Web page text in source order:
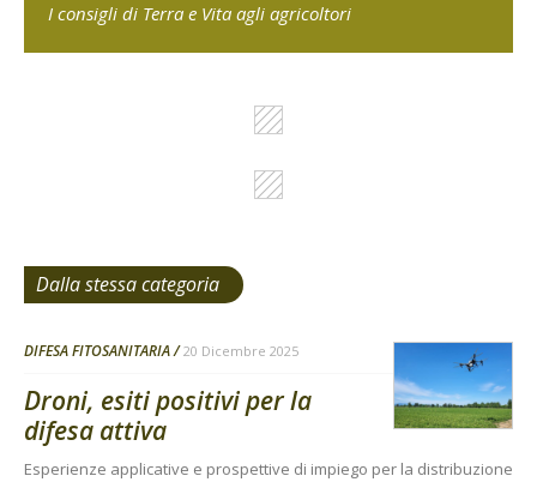
I consigli di Terra e Vita agli agricoltori
Dalla stessa categoria
DIFESA FITOSANITARIA 20 Dicembre 2025
Droni, esiti positivi per la
difesa attiva
Esperienze applicative e prospettive di impiego per la distribuzione